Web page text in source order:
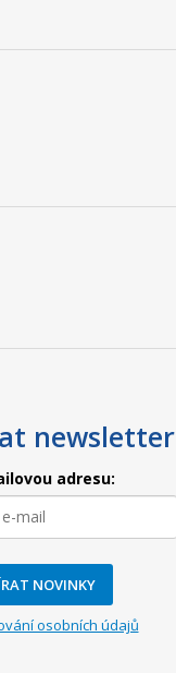
newsletter
adresu:
NOVINKY
osobních údajů